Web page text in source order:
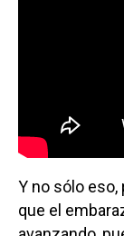
Y no sólo
que el